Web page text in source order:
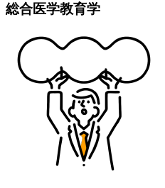
総合医学教育学